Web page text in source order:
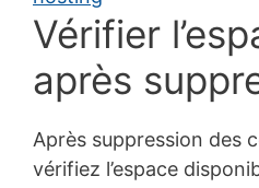
Vérifier
après
Après suppression des
vérifiez l’espace